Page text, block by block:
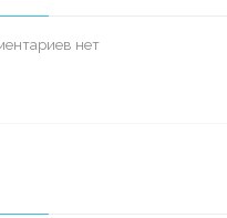
кнет